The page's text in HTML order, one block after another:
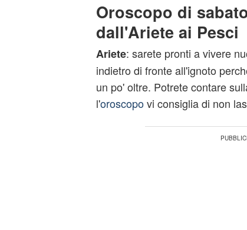
Oroscopo di
dall'Ariete ai Pesci
Ariete: sarete pronti a vivere
indietro di fronte all'ignoto
un po' oltre. Potrete contare
l'oroscopovi consiglia di non